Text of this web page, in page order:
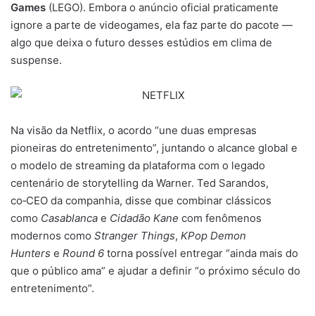
Games (LEGO). Embora o anúncio oficial praticamente
ignore a parte de videogames, ela faz parte do pacote —
algo que deixa o futuro desses estúdios em clima de
suspense.
Na visão da Netflix, o acordo “une duas empresas
pioneiras do entretenimento”, juntando o alcance global e
o modelo de streaming da plataforma com o legado
centenário de storytelling da Warner. Ted Sarandos,
co‑CEO da companhia, disse que combinar clássicos
como Casablanca e Cidadão Kane com fenômenos
modernos como Stranger Things, KPop Demon
Hunters e Round 6 torna possível entregar “ainda mais do
que o público ama” e ajudar a definir “o próximo século do
entretenimento”.